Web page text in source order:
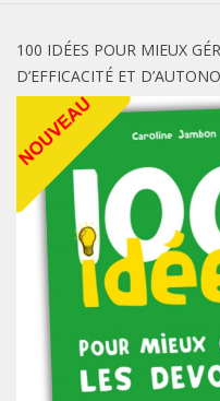
100 IDÉES POUR MIEUX
D’EFFICACITÉ ET